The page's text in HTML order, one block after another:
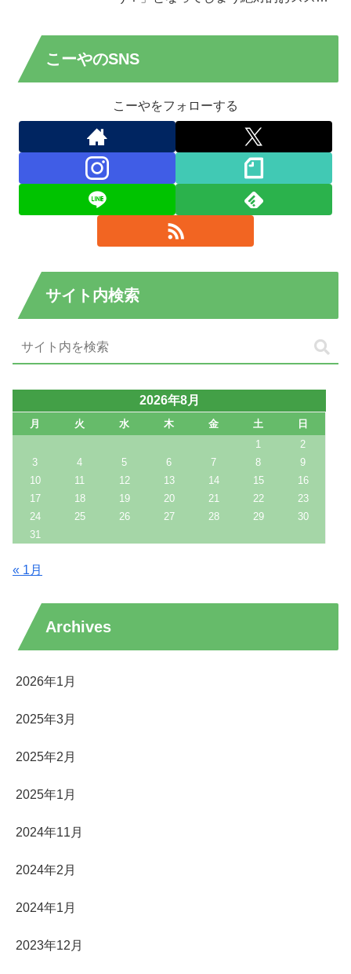
こーやのSNS
こーやをフォローする
サイト内検索
2026年8月
月 火 水 木 金 土
日
1
2
3
4 5 6 7 8
9
10
11 12 13 14 15
16
17
18 19 20 21 22
23
24
25 26 27 28 29
30
31
« 1月
Archives
2026年1月
2025年3月
2025年2月
2025年1月
2024年11月
2024年2月
2024年1月
2023年12月